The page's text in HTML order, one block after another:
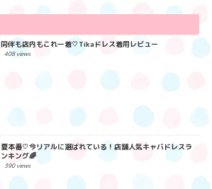
同伴も店内もこれ一着♡Tikaドレス着用レビュー
408 views
夏本番♡今リアルに選ばれている！店舗人気キャバドレスラ
ンキング🌈
390 views